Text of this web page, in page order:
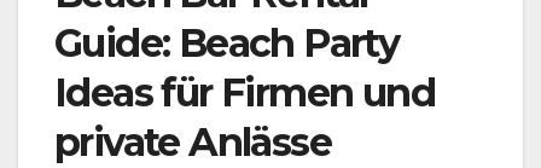
Guide: Beach Party
Ideas für Firmen und
private Anlässe